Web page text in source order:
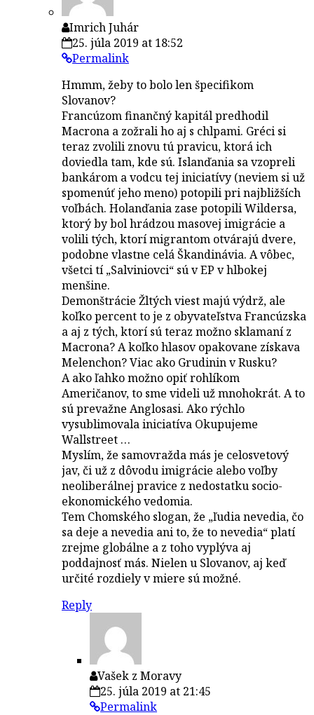
Imrich Juhár
25. júla 2019 at 18:52
Permalink
Hmmm, žeby to bolo len špecifikom
Slovanov?
Francúzom finančný kapitál predhodil
Macrona a zožrali ho aj s chlpami. Gréci si
teraz zvolili znovu tú pravicu, ktorá ich
doviedla tam, kde sú. Islanďania sa vzopreli
bankárom a vodcu tej iniciatívy (neviem si už
spomenúť jeho meno) potopili pri najbližších
voľbách. Holanďania zase potopili Wildersa,
ktorý by bol hrádzou masovej imigrácie a
volili tých, ktorí migrantom otvárajú dvere,
podobne vlastne celá Škandinávia. A vôbec,
všetci tí „Salviniovci“ sú v EP v hlbokej
menšine.
Demonštrácie Žltých viest majú výdrž, ale
koľko percent to je z obyvateľstva Francúzska
a aj z tých, ktorí sú teraz možno sklamaní z
Macrona? A koľko hlasov opakovane získava
Melenchon? Viac ako Grudinin v Rusku?
A ako ľahko možno opiť rohlíkom
Američanov, to sme videli už mnohokrát. A to
sú prevažne Anglosasi. Ako rýchlo
vysublimovala iniciatíva Okupujeme
Wallstreet …
Myslím, že samovražda más je celosvetový
jav, či už z dôvodu imigrácie alebo voľby
neoliberálnej pravice z nedostatku socio-
ekonomického vedomia.
Tem Chomského slogan, že „ľudia nevedia, čo
sa deje a nevedia ani to, že to nevedia“ platí
zrejme globálne a z toho vyplýva aj
poddajnosť más. Nielen u Slovanov, aj keď
určité rozdiely v miere sú možné.
Reply
Vašek z Moravy
25. júla 2019 at 21:45
Permalink